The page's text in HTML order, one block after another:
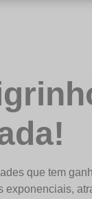
que tem